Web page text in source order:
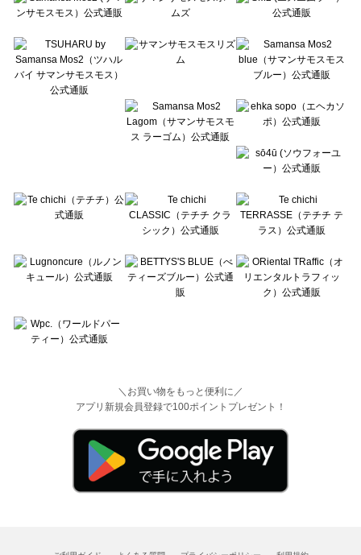
Te chichi CLASSIC（テチチ クラシック）の一覧
Lugnoncure（ルノンキュール）の一覧
BETTY'S BLUE（べティーズブルー）の一覧
Wpc.（ワールドパーティー）の一覧
＼お買い物をもっと便利に／
アプリ新規会員登録で100ポイントプレゼント！